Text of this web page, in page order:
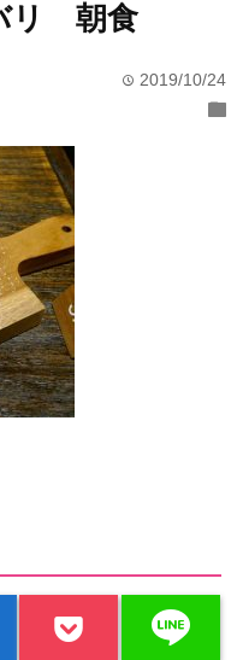
リ 朝食
time 2019/10/24
folder
line